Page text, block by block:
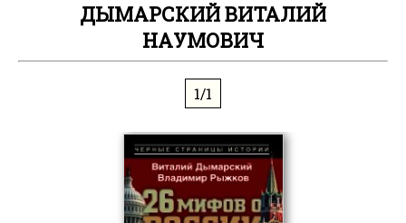
ДЫМАРСКИЙ ВИТАЛИЙ
НАУМОВИЧ
1/1